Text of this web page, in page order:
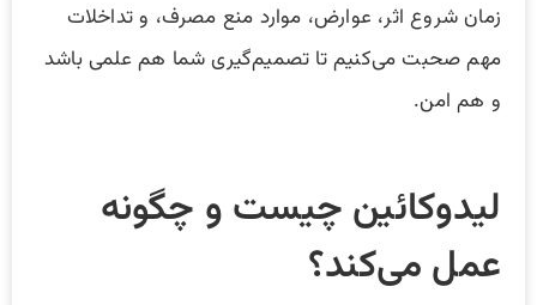
زمان شروع اثر، عوارض، موارد منع مصرف، و تداخلات
مهم صحبت می‌کنیم تا تصمیم‌گیری شما هم علمی باشد
و هم امن.
لیدوکائین چیست و چگونه
عمل می‌کند؟